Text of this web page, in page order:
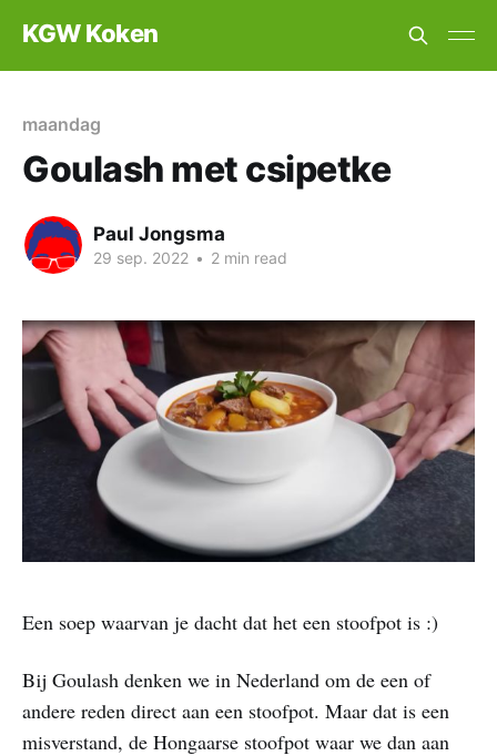
KGW Koken
maandag
Goulash met csipetke
Paul Jongsma
29 sep. 2022 • 2 min read
Een soep waarvan je dacht dat het een stoofpot is :)
Bij Goulash denken we in Nederland om de een of
andere reden direct aan een stoofpot. Maar dat is een
misverstand, de Hongaarse stoofpot waar we dan aan